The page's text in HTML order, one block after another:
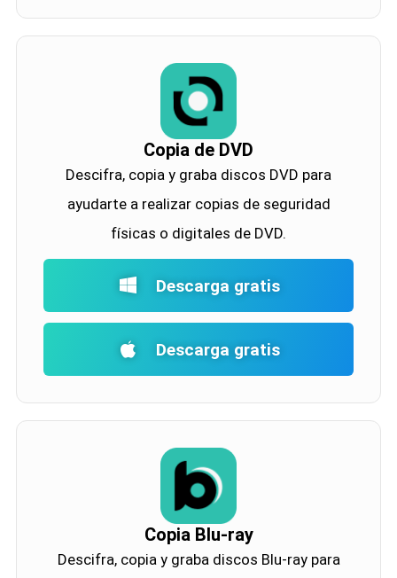
Copia de DVD
Descifra, copia y graba discos DVD para
ayudarte a realizar copias de seguridad
físicas o digitales de DVD.
Descarga gratis
Descarga gratis
Copia Blu-ray
Descifra, copia y graba discos Blu-ray para